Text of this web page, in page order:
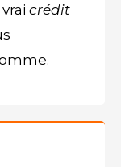
crédit